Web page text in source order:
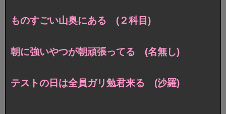
ものすごい山奥にある (２科目)
朝に強いやつが朝頑張ってる (名無し)
テストの日は全員ガリ勉君来る (沙羅)